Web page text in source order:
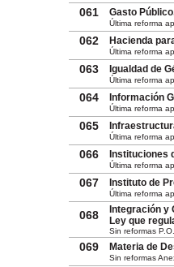
061 Gasto
Última reforma
062 Hacienda
Última reforma
063 Igualdad de
Última reforma
064 Información
Última reforma
065
Última reforma
066 Instituciones
Última reforma
067 Instituto de
Última reforma
068
Integración y
Ley que
Sin reformas
069 Materia de
Sin reformas